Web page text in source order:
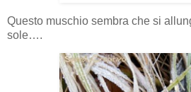
Questo muschio sembra che si
sole….